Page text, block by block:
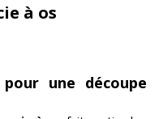
à os
une découpe